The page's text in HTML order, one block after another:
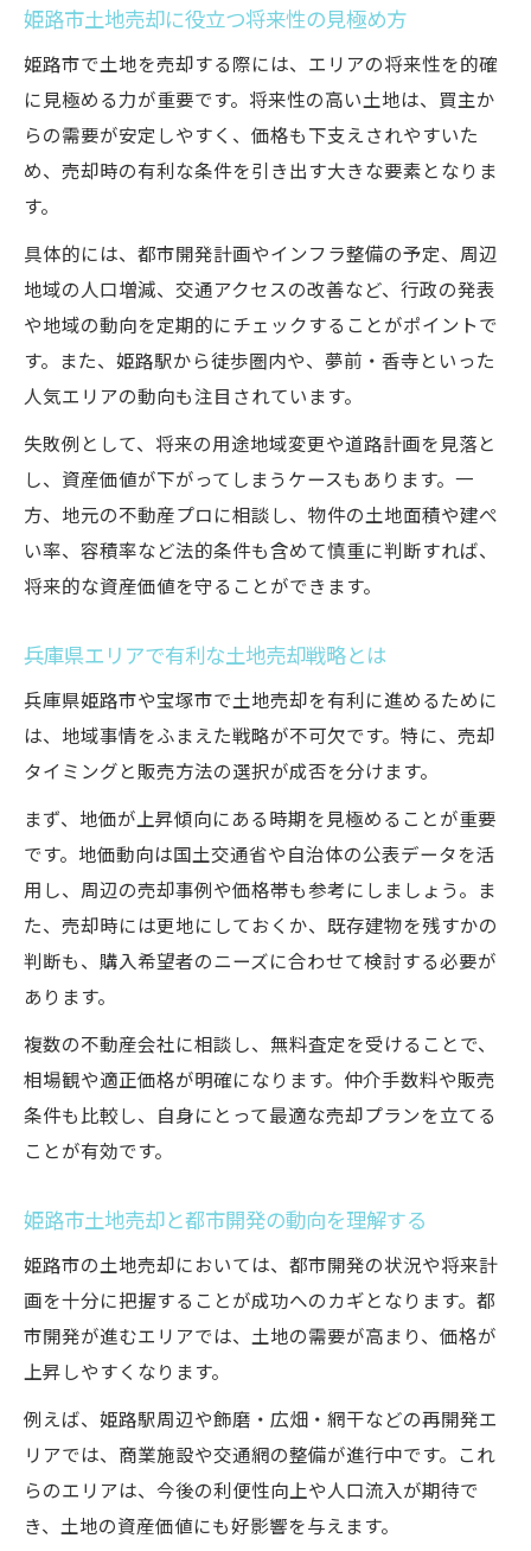
姫路市土地売却に役立つ将来性の見極め方
姫路市で土地を売却する際には、エリアの将来性を的確
に見極める力が重要です。将来性の高い土地は、買主か
らの需要が安定しやすく、価格も下支えされやすいた
め、売却時の有利な条件を引き出す大きな要素となりま
す。
具体的には、都市開発計画やインフラ整備の予定、周辺
地域の人口増減、交通アクセスの改善など、行政の発表
や地域の動向を定期的にチェックすることがポイントで
す。また、姫路駅から徒歩圏内や、夢前・香寺といった
人気エリアの動向も注目されています。
失敗例として、将来の用途地域変更や道路計画を見落と
し、資産価値が下がってしまうケースもあります。一
方、地元の不動産プロに相談し、物件の土地面積や建ぺ
い率、容積率など法的条件も含めて慎重に判断すれば、
将来的な資産価値を守ることができます。
兵庫県エリアで有利な土地売却戦略とは
兵庫県姫路市や宝塚市で土地売却を有利に進めるために
は、地域事情をふまえた戦略が不可欠です。特に、売却
タイミングと販売方法の選択が成否を分けます。
まず、地価が上昇傾向にある時期を見極めることが重要
です。地価動向は国土交通省や自治体の公表データを活
用し、周辺の売却事例や価格帯も参考にしましょう。ま
た、売却時には更地にしておくか、既存建物を残すかの
判断も、購入希望者のニーズに合わせて検討する必要が
あります。
複数の不動産会社に相談し、無料査定を受けることで、
相場観や適正価格が明確になります。仲介手数料や販売
条件も比較し、自身にとって最適な売却プランを立てる
ことが有効です。
姫路市土地売却と都市開発の動向を理解する
姫路市の土地売却においては、都市開発の状況や将来計
画を十分に把握することが成功へのカギとなります。都
市開発が進むエリアでは、土地の需要が高まり、価格が
上昇しやすくなります。
例えば、姫路駅周辺や飾磨・広畑・網干などの再開発エ
リアでは、商業施設や交通網の整備が進行中です。これ
らのエリアは、今後の利便性向上や人口流入が期待で
き、土地の資産価値にも好影響を与えます。